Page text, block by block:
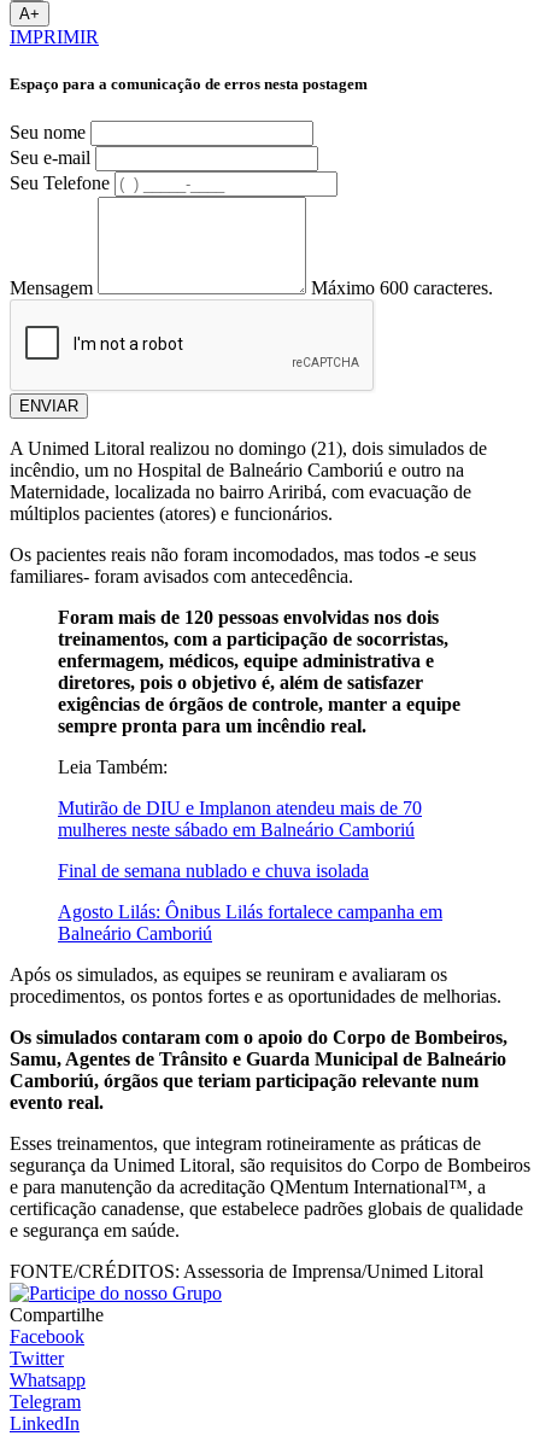
A+
IMPRIMIR
Espaço para a comunicação de erros nesta postagem
Seu nome
Seu e-mail
Seu Telefone
Mensagem Máximo 600 caracteres.
ENVIAR
A Unimed Litoral realizou no domingo (21), dois simulados de
incêndio, um no Hospital de Balneário Camboriú e outro na
Maternidade, localizada no bairro Ariribá, com evacuação de
múltiplos pacientes (atores) e funcionários.
Os pacientes reais não foram incomodados, mas todos -e seus
familiares- foram avisados com antecedência.
Foram mais de 120 pessoas envolvidas nos dois
treinamentos, com a participação de socorristas,
enfermagem, médicos, equipe administrativa e
diretores, pois o objetivo é, além de satisfazer
exigências de órgãos de controle, manter a equipe
sempre pronta para um incêndio real.
Leia Também:
Mutirão de DIU e Implanon atendeu mais de 70
mulheres neste sábado em Balneário Camboriú
Final de semana nublado e chuva isolada
Agosto Lilás: Ônibus Lilás fortalece campanha em
Balneário Camboriú
Após os simulados, as equipes se reuniram e avaliaram os
procedimentos, os pontos fortes e as oportunidades de melhorias.
Os simulados contaram com o apoio do Corpo de Bombeiros,
Samu, Agentes de Trânsito e Guarda Municipal de Balneário
Camboriú, órgãos que teriam participação relevante num
evento real.
Esses treinamentos, que integram rotineiramente as práticas de
segurança da Unimed Litoral, são requisitos do Corpo de Bombeiros
e para manutenção da acreditação QMentum International™, a
certificação canadense, que estabelece padrões globais de qualidade
e segurança em saúde.
FONTE/CRÉDITOS: Assessoria de Imprensa/Unimed Litoral
Compartilhe
Facebook
Twitter
Whatsapp
Telegram
LinkedIn